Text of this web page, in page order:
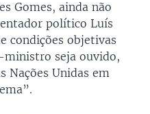
Gomes, ainda não
político Luís
condições objetivas
seja ouvido,
Nações Unidas em